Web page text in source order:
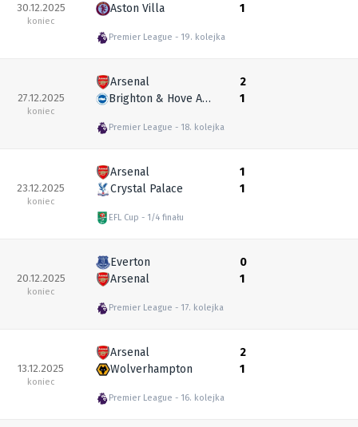
30.12.2025
koniec
Aston Villa
Premier League 19. kolejka
1
27.12.2025
koniec
Arsenal
Brighton & Hove Albion
Premier League 18. kolejka
2
1
23.12.2025
koniec
Arsenal
Crystal Palace
EFL Cup 1/4 finału
1
1
20.12.2025
koniec
Everton
Arsenal
Premier League 17. kolejka
0
1
13.12.2025
koniec
Arsenal
Wolverhampton
Premier League 16. kolejka
2
1